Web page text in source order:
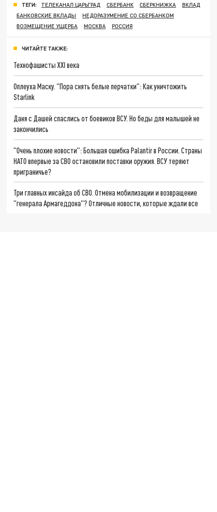
ТЕГИ: ТЕЛЕКАНАЛ ЦАРЬГРАД СБЕРБАНК СБЕРКНИЖКА
ВКЛАД
БАНКОВСКИЕ ВКЛАДЫ
НЕДОРАЗУМЕНИЕ СО СБЕРБАНКОМ
ВОЗМЕЩЕНИЕ УЩЕРБА
МОСКВА РОССИЯ
ЧИТАЙТЕ ТАКЖЕ:
Технофашисты XXI века
Оплеуха Маску. "Пора снять белые перчатки": Как уничтожить
Starlink
Даня с Дашей спаслись от боевиков ВСУ. Но беды для малышей не
закончились
"Очень плохие новости": Большая ошибка Palantir в России. Страны
НАТО впервые за СВО остановили поставки оружия. ВСУ теряют
приграничье?
Три главных инсайда об СВО. Отмена мобилизации и возвращение
"генерала Армагеддона"? Отличные новости, которые ждали все